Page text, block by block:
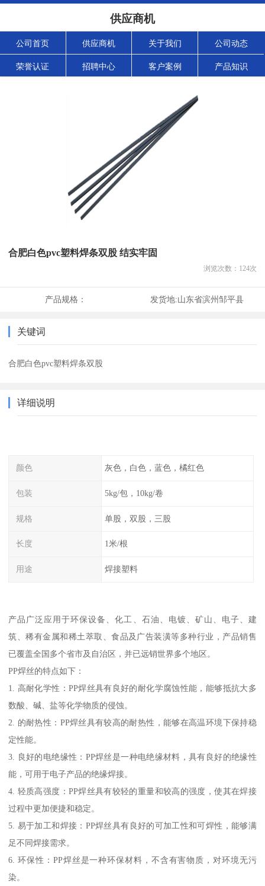
供应商机
公司首页 供应商机 关于我们 公司动态
荣誉认证 招聘中心 客户案例 产品知识
合肥白色pvc塑料焊条双股 结实牢固
浏览次数： 124次
产品规格： 发货地:山东省滨州邹平县
关键词
合肥白色pvc塑料焊条双股
详细说明
颜色 灰色，白色，蓝色，橘红色
包装 5kg/包，10kg/卷
规格 单股，双股，三股
长度 1米/根
用途 焊接塑料
产品广泛应用于环保设备、化工、石油、电镀、矿山、电子、建
筑、稀有金属和稀土萃取、食品及广告装潢等多种行业，产品销售
已覆盖全国多个省市及自治区，并已远销世界多个地区。
PP焊丝的特点如下：
1. 高耐化学性：PP焊丝具有良好的耐化学腐蚀性能，能够抵抗大多
数酸、碱、盐等化学物质的侵蚀。
2. 的耐热性：PP焊丝具有较高的耐热性，能够在高温环境下保持稳
定性能。
3. 良好的电绝缘性：PP焊丝是一种电绝缘材料，具有良好的绝缘性
能，可用于电子产品的绝缘焊接。
4. 轻质高强度：PP焊丝具有较轻的重量和较高的强度，使其在焊接
过程中更加便捷和稳定。
5. 易于加工和焊接：PP焊丝具有良好的可加工性和可焊性，能够满
足不同焊接需求。
6. 环保性：PP焊丝是一种环保材料，不含有害物质，对环境无污
染。